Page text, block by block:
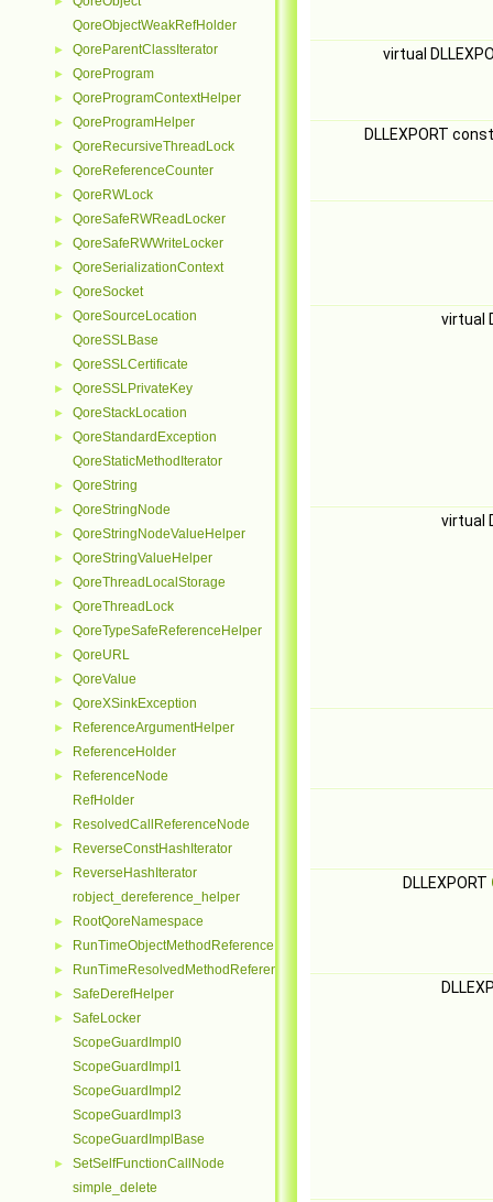
QoreObjectWeakRefHolder
► QoreParentClassIterator
► QoreProgram
► QoreProgramContextHelper
► QoreProgramHelper
► QoreRecursiveThreadLock
► QoreReferenceCounter
► QoreRWLock
► QoreSafeRWReadLocker
► QoreSafeRWWriteLocker
► QoreSerializationContext
► QoreSocket
►
QoreSourceLocation
QoreSSLBase
► QoreSSLCertificate
► QoreSSLPrivateKey
► QoreStackLocation
►
QoreStandardException
QoreStaticMethodIterator
► QoreString
► QoreStringNode
► QoreStringNodeValueHelper
► QoreStringValueHelper
► QoreThreadLocalStorage
► QoreThreadLock
► QoreTypeSafeReferenceHelper
► QoreURL
► QoreValue
► QoreXSinkException
► ReferenceArgumentHelper
► ReferenceHolder
►
ReferenceNode
RefHolder
► ResolvedCallReferenceNode
► ReverseConstHashIterator
►
ReverseHashIterator
robject_dereference_helper
► RootQoreNamespace
► RunTimeObjectMethodReferenceNode
► RunTimeResolvedMethodReferenceNode
► SafeDerefHelper
►
SafeLocker
ScopeGuardImpl0
ScopeGuardImpl1
ScopeGuardImpl2
ScopeGuardImpl3
ScopeGuardImplBase
►
SetSelfFunctionCallNode
simple_delete
virtual
DLLEXPORT
virtual
virtual
DLLEXPORT